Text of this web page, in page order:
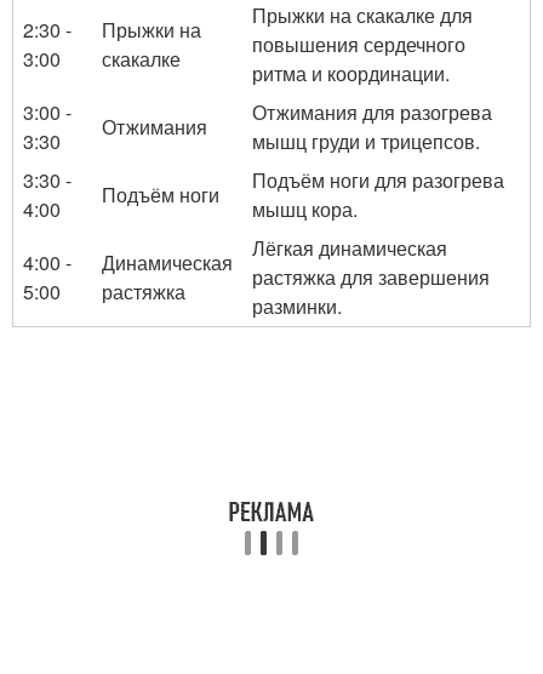
2:30 -
3:00
Прыжки на
скакалке
Прыжки на скакалке для
повышения сердечного
ритма и координации.
3:00 -
3:30
Отжимания
Отжимания для разогрева
мышц груди и трицепсов.
3:30 -
4:00
Подъём ноги
Подъём ноги для разогрева
мышц кора.
4:00 -
5:00
Динамическая
растяжка
Лёгкая динамическая
растяжка для завершения
разминки.